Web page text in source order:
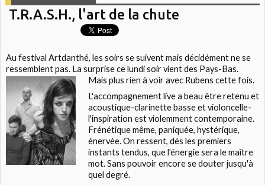
T.R.A.S.H., l'art de la chute
Aufestival Artdanthé, les soirs se suivent mais décidément ne se
ressemblent pas. La surprise ce lundi soir vient des Pays-Bas.
Mais plus rien à voir avec Rubens cette fois.
L'accompagnement live a beau être retenu et
acoustique-clarinette basse et violoncelle-
l'inspiration est violemment contemporaine.
Frénétique même, paniquée, hystérique,
énervée. On ressent, dés les premiers
instants tendus, que l'énergie sera le maître
mot. Sans pouvoir encore se douter jusqu'à
quel degré.